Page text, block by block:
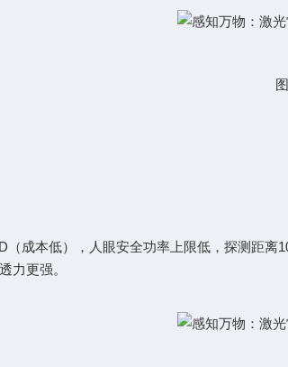
（成本低），人眼安全功率上限低，探测距
力更强。